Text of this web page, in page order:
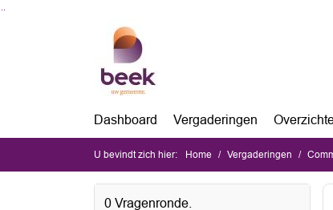
Dashboard Vergaderingen
U bevindt zich hier: Home Vergaderingen
0 Vragenronde.